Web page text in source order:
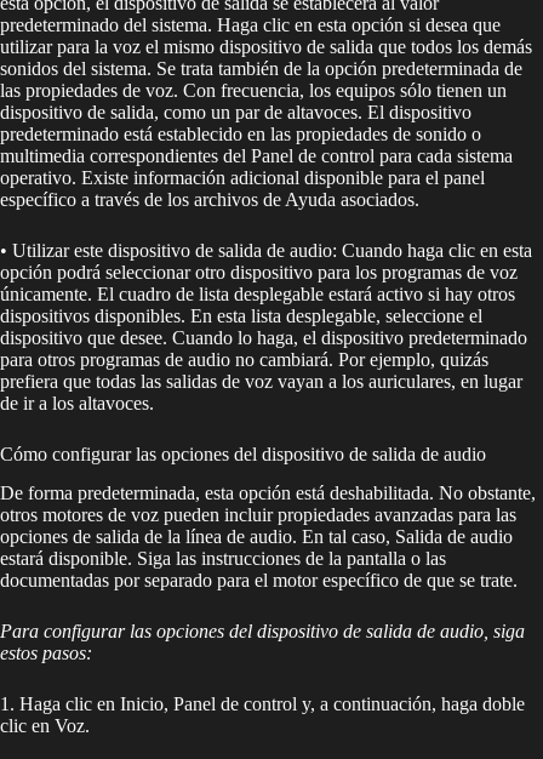
predeterminado del sistema. Haga clic en esta opción si desea que
utilizar para la voz el mismo dispositivo de salida que todos los demás
sonidos del sistema. Se trata también de la opción predeterminada de
las propiedades de voz. Con frecuencia, los equipos sólo tienen un
dispositivo de salida, como un par de altavoces. El dispositivo
predeterminado está establecido en las propiedades de sonido o
multimedia correspondientes del Panel de control para cada sistema
operativo. Existe información adicional disponible para el panel
específico a través de los archivos de Ayuda asociados.
• Utilizar este dispositivo de salida de audio: Cuando haga clic en esta
opción podrá seleccionar otro dispositivo para los programas de voz
únicamente. El cuadro de lista desplegable estará activo si hay otros
dispositivos disponibles. En esta lista desplegable, seleccione el
dispositivo que desee. Cuando lo haga, el dispositivo predeterminado
para otros programas de audio no cambiará. Por ejemplo, quizás
prefiera que todas las salidas de voz vayan a los auriculares, en lugar
de ir a los altavoces.
Cómo configurar las opciones del dispositivo de salida de audio
De forma predeterminada, esta opción está deshabilitada. No obstante,
otros motores de voz pueden incluir propiedades avanzadas para las
opciones de salida de la línea de audio. En tal caso, Salida de audio
estará disponible. Siga las instrucciones de la pantalla o las
documentadas por separado para el motor específico de que se trate.
Para configurar las opciones del dispositivo de salida de audio, siga
estos pasos:
1. Haga clic en Inicio, Panel de control y, a continuación, haga doble
clic en Voz.